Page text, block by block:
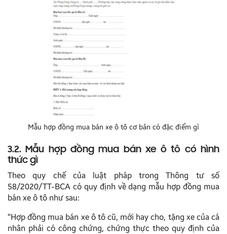
Mẫu hợp đồng mua bán xe ô tô cơ bản có đặc điểm gì
3.2. Mẫu hợp đồng mua bán xe ô tô có hình
thức gì
Theo quy chế của luật pháp trong Thông tư số
58/2020/TT-BCA có quy định về dạng mẫu hợp đồng mua
bán xe ô tô như sau:
“Hợp đồng mua bán xe ô tô cũ, mới hay cho, tặng xe của cá
nhân phải có công chứng, chứng thực theo quy định của